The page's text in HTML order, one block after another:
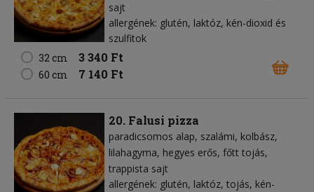
sajt
allergének: glutén, laktóz, kén-dioxid és
szulfitok
32 cm
3 340 Ft
60 cm 7 140 Ft
20. Falusi pizza
paradicsomos alap szalámi kolbász
lilahagyma hegyes erős főtt tojás
trappista sajt
allergének: glutén, laktóz, tojás, kén-